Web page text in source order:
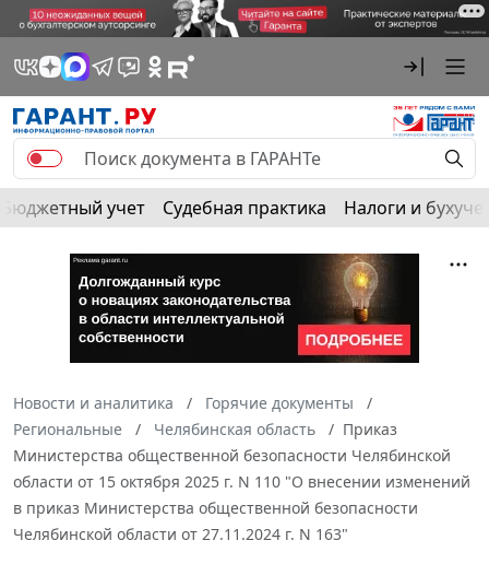
Бюджетный учет Судебная практика Налоги и
Новости и аналитика
Горячие документы
Региональные
Челябинская область
Приказ
Министерства общественной безопасности Челябинской
области от 15 октября 2025 г. N 110 "О внесении изменений
в приказ Министерства общественной безопасности
Челябинской области от 27.11.2024 г. N 163"